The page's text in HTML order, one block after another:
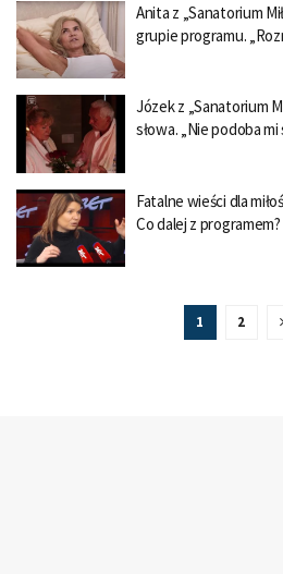
Anita z „Sanatorium
grupie programu.
Józek z „Sanatorium
słowa. „Nie podoba
Fatalne wieści dla
Co dalej z programem?
1 2